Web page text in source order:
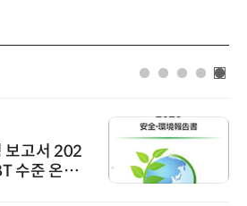
보고서 202
수준 온실